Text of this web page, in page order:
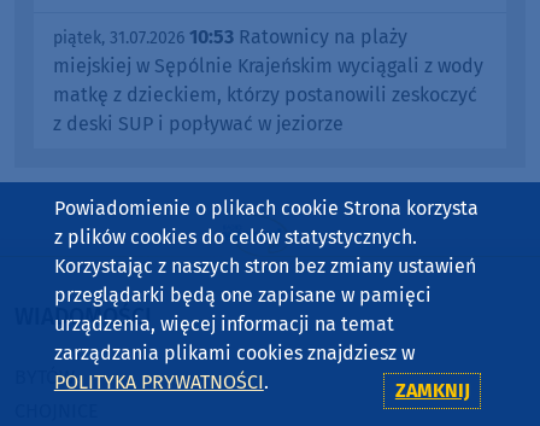
piątek, 31.07.2026 10:53 Ratownicy na plaży
miejskiej w Sępólnie Krajeńskim wyciągali z wody
matkę z dzieckiem, którzy postanowili zeskoczyć
z deski SUP i popływać w jeziorze
WIADOMOŚCI
BYTÓW
Powiadomienie o plikach cookie Strona korzysta
z plików cookies do celów statystycznych.
Korzystając z naszych stron bez zmiany ustawień
przeglądarki będą one zapisane w pamięci
urządzenia, więcej informacji na temat
zarządzania plikami cookies znajdziesz w
POLITYKA PRYWATNOŚCI. ZAMKNIJ